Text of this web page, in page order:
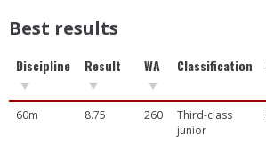
Best results
Discipline Result WA Classification
60m 8.75 260
Third-class
junior